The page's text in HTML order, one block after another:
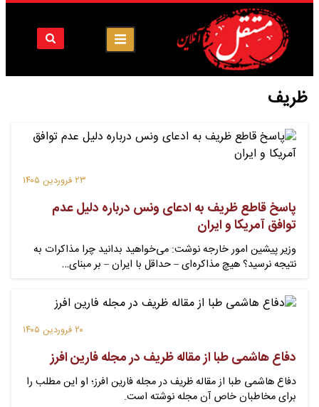
ظریف
۲۳ فروردین ۱۴۰۵
پاسخ قاطع ظریف به ادعای ونس درباره دلیل عدم
توافق آمریکا و ایران
وزیر پیشین امور خارجه نوشت: می‌خواهید بدانید چرا مذاکرات به
نتیجه نرسید؟ هیچ مذاکره‌ای – حداقل با ایران – بر مبنای…
۲۰ فروردین ۱۴۰۵
دفاع هاشمی طبا از مقاله ظریف در مجله فارین افرز
دفاع هاشمی طبا از مقاله ظریف در مجله فارین افرز؛ او این مطلب را
برای مخاطبان خاص آن مجله نوشته است.